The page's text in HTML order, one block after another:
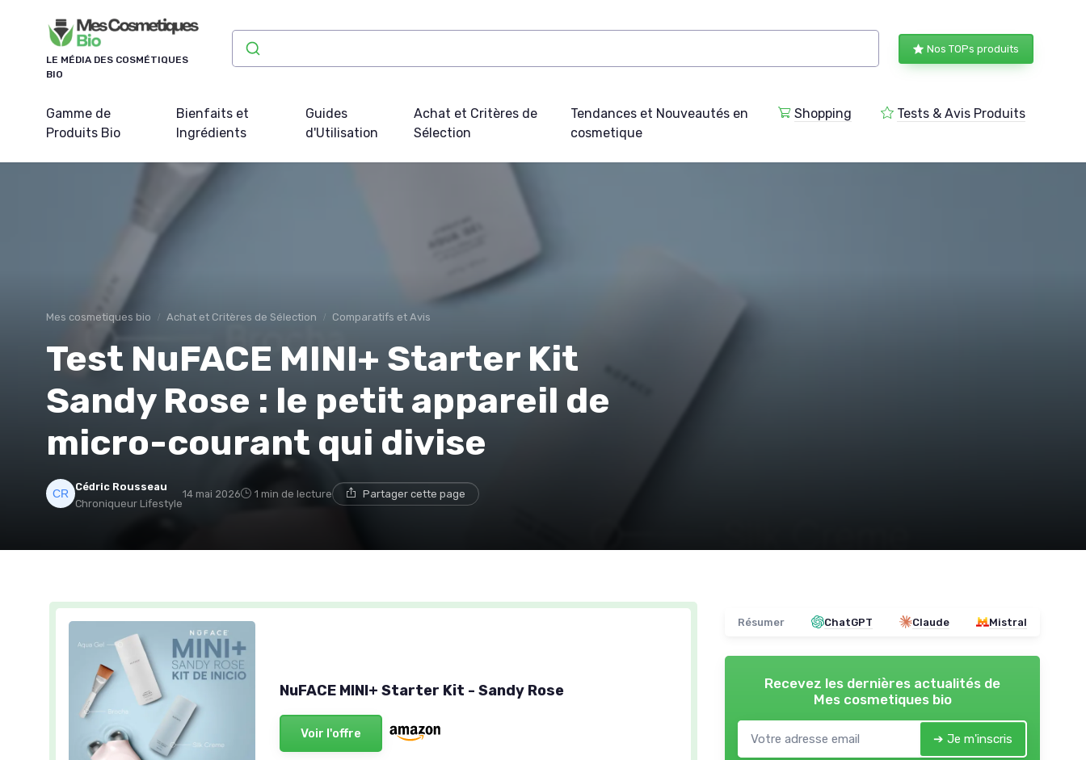
LE MÉDIA DES COSMÉTIQUES
BIO
Nos TOPs produits
Gamme de
Produits Bio
Bienfaits et
Ingrédients
Guides
d'Utilisation
Achat et Critères de
Sélection
Tendances et Nouveautés en
cosmetique
Shopping Tests & Avis Produits
Mes cosmetiques bio Achat et Critères de Sélection Comparatifs et Avis
Test NuFACE MINI+ Starter Kit
Sandy Rose : le petit appareil de
micro-courant qui divise
Cédric Rousseau
Chroniqueur Lifestyle
14 mai 2026 1 min de lecture Partager cette page
NuFACE MINI+ Starter Kit - Sandy Rose
Voir l'offre
Résumer ChatGPT Claude Mistral
Recevez les dernières actualités de
Mes cosmetiques bio
➔ Je m'inscris